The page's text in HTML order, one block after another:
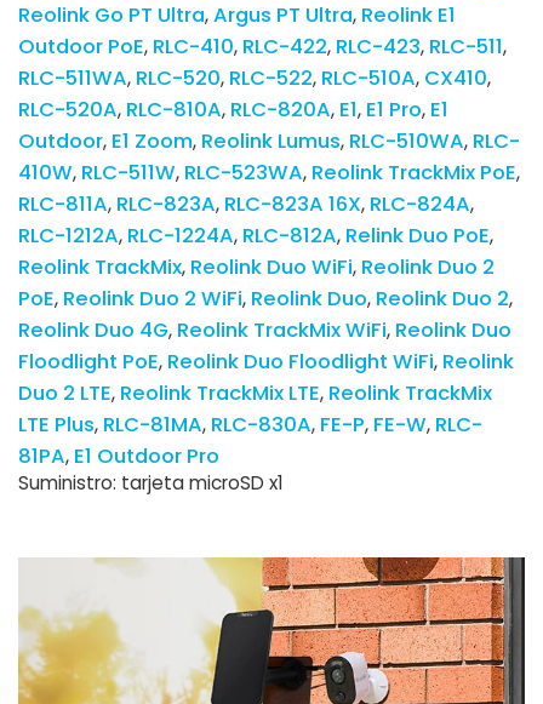
Reolink Go PT Ultra Argus PT Ultra Reolink E1
Outdoor PoE RLC-410 RLC-422 RLC-423 RLC-511
RLC-511WA RLC-520 RLC-522 RLC-510A CX410
RLC-520A RLC-810A RLC-820A E1 E1 Pro E1
Outdoor E1 Zoom Reolink Lumus RLC-510WA RLC-
410W RLC-511W RLC-523WA Reolink TrackMix PoE
RLC-811A RLC-823A RLC-823A 16X RLC-824A
RLC-1212A RLC-1224A RLC-812A Relink Duo PoE
Reolink TrackMix Reolink Duo WiFi Reolink Duo 2
PoE Reolink Duo 2 WiFi Reolink Duo Reolink Duo 2
Reolink Duo 4G Reolink TrackMix WiFi Reolink Duo
Floodlight PoE Reolink Duo Floodlight WiFi Reolink
Duo 2 LTE Reolink TrackMix LTE Reolink TrackMix
LTE Plus RLC-81MA RLC-830A FE-P FE-W RLC-
81PA E1 Outdoor Pro
Suministro: tarjeta microSD x1